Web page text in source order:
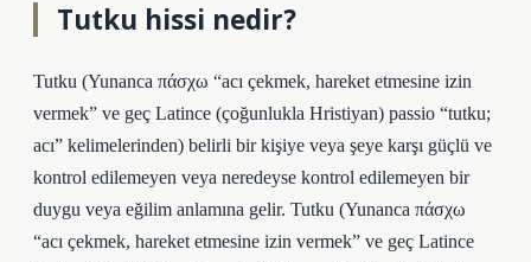
Tutku hissi nedir?
Tutku (Yunanca πάσχω “acı çekmek, hareket etmesine izin
vermek” ve geç Latince (çoğunlukla Hristiyan) passio “tutku;
acı” kelimelerinden) belirli bir kişiye veya şeye karşı güçlü ve
kontrol edilemeyen veya neredeyse kontrol edilemeyen bir
duygu veya eğilim anlamına gelir. Tutku (Yunanca πάσχω
“acı çekmek, hareket etmesine izin vermek” ve geç Latince